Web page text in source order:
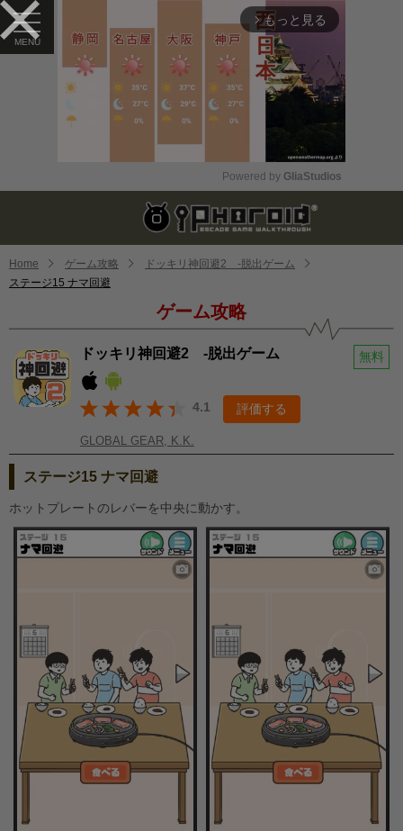
arrow_forward_ios もっと見る
Mute
Powered by GliaStudios
Home ゲーム攻略
ドッキリ神回避2 -脱出ゲーム
ステージ15 ナマ回避
ゲーム攻略
ドッキリ神回避2 -脱出ゲーム 無料
4.1 評価する
GLOBAL GEAR, K.K.
ステージ15 ナマ回避
ホットプレートのレバーを中央に動かす。